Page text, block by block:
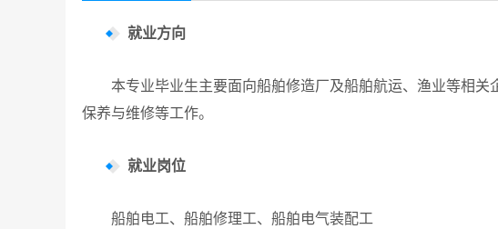
就业方向
本专业毕业生主要面向船舶修造厂及船舶航运、渔业等相关
保养与维修等工作。
就业岗位
船舶电工、船舶修理工、船舶电气装配工